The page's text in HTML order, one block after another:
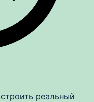
реальный